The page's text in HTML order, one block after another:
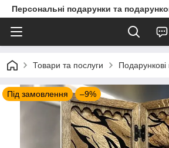
Персональні подарунки та
Товари та послуги
Під замовлення –9%